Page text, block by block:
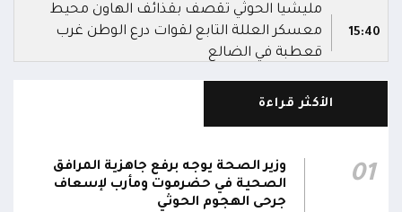
15:40
مليشيا الحوثي تقصف بقذائف الهاون محيط
معسكر العللة التابع لقوات درع الوطن غرب
قعطبة في الضالع
مليشيا الحوثي تقصف أحياء سكنية غرب قعطبة
15:35
قصف حوثي عشوائي بالسلاح الثقيل يستهدف
مناطق مآهولة بقرى المعزوب والعبارى في
محافظة الضالع
الأكثر قراءة
01
وزير الصحة يوجه برفع جاهزية المرافق
الصحية في حضرموت ومأرب لإسعاف
جرحى الهجوم الحوثي